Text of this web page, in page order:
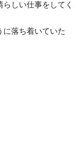
しい仕事をしてく
に落ち着いていた